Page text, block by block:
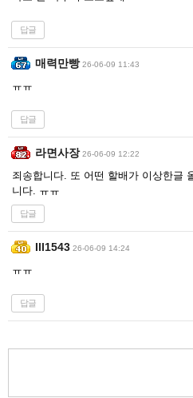
답글
매력만빵 26-06-09 11:43
ㅠㅠ
답글
라면사장 26-06-09 12:22
죄송합니다. 또 어떤 할배가 이상한글
니다. ㅠㅠ
답글
Ill1543 26-06-09 14:24
ㅠㅠ
답글